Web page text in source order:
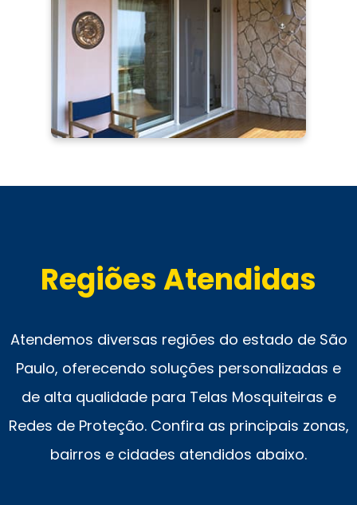
Regiões Atendidas
Atendemos diversas regiões do estado de São
Paulo, oferecendo soluções personalizadas e
de alta qualidade para Telas Mosquiteiras e
Redes de Proteção. Confira as principais zonas,
bairros e cidades atendidos abaixo.